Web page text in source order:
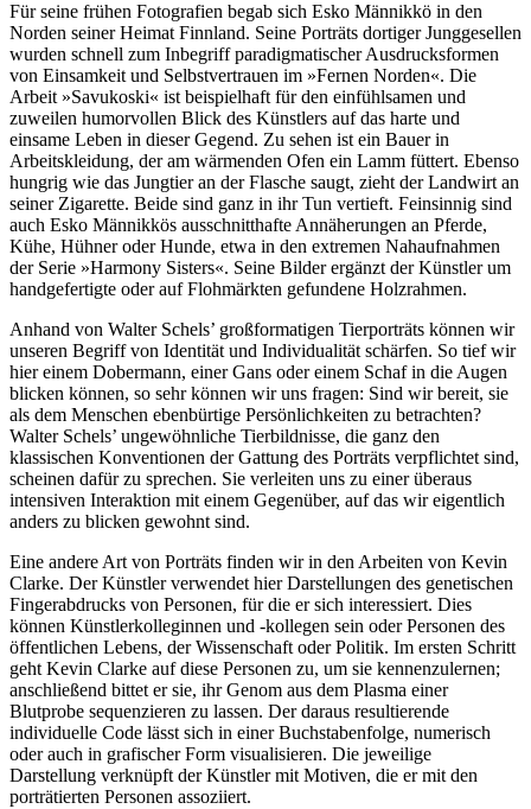
Für seine frühen Fotografien begab sich Esko Männikkö in den
Norden seiner Heimat Finnland. Seine Porträts dortiger Junggesellen
wurden schnell zum Inbegriff paradigmatischer Ausdrucksformen
von Einsamkeit und Selbstvertrauen im »Fernen Norden«. Die
Arbeit »Savukoski« ist beispielhaft für den einfühlsamen und
zuweilen humorvollen Blick des Künstlers auf das harte und
einsame Leben in dieser Gegend. Zu sehen ist ein Bauer in
Arbeitskleidung, der am wärmenden Ofen ein Lamm füttert. Ebenso
hungrig wie das Jungtier an der Flasche saugt, zieht der Landwirt an
seiner Zigarette. Beide sind ganz in ihr Tun vertieft. Feinsinnig sind
auch Esko Männikkös ausschnitthafte Annäherungen an Pferde,
Kühe, Hühner oder Hunde, etwa in den extremen Nahaufnahmen
der Serie »Harmony Sisters«. Seine Bilder ergänzt der Künstler um
handgefertigte oder auf Flohmärkten gefundene Holzrahmen.
Anhand von Walter Schels’ großformatigen Tierporträts können wir
unseren Begriff von Identität und Individualität schärfen. So tief wir
hier einem Dobermann, einer Gans oder einem Schaf in die Augen
blicken können, so sehr können wir uns fragen: Sind wir bereit, sie
als dem Menschen ebenbürtige Persönlichkeiten zu betrachten?
Walter Schels’ ungewöhnliche Tierbildnisse, die ganz den
klassischen Konventionen der Gattung des Porträts verpflichtet sind,
scheinen dafür zu sprechen. Sie verleiten uns zu einer überaus
intensiven Interaktion mit einem Gegenüber, auf das wir eigentlich
anders zu blicken gewohnt sind.
Eine andere Art von Porträts finden wir in den Arbeiten von Kevin
Clarke. Der Künstler verwendet hier Darstellungen des genetischen
Fingerabdrucks von Personen, für die er sich interessiert. Dies
können Künstlerkolleginnen und -kollegen sein oder Personen des
öffentlichen Lebens, der Wissenschaft oder Politik. Im ersten Schritt
geht Kevin Clarke auf diese Personen zu, um sie kennenzulernen;
anschließend bittet er sie, ihr Genom aus dem Plasma einer
Blutprobe sequenzieren zu lassen. Der daraus resultierende
individuelle Code lässt sich in einer Buchstabenfolge, numerisch
oder auch in grafischer Form visualisieren. Die jeweilige
Darstellung verknüpft der Künstler mit Motiven, die er mit den
porträtierten Personen assoziiert.